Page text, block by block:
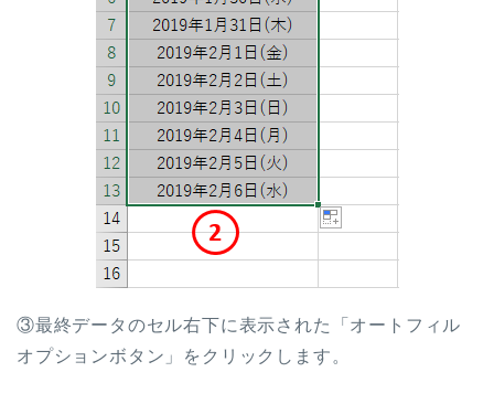
③最終データのセル右下に表示された「オートフィル
オプションボタン」をクリックします。